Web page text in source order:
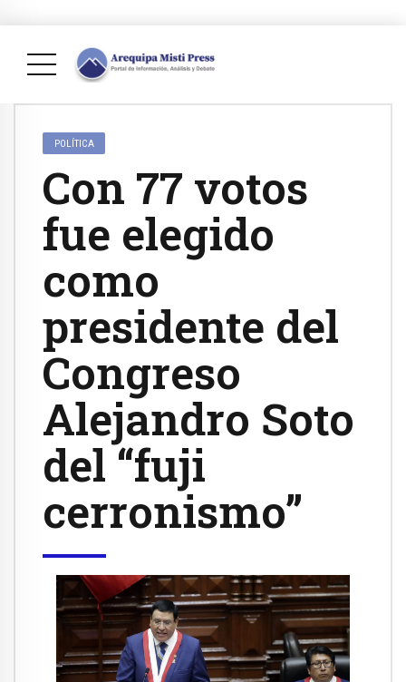
POLÍTICA
Con 77 votos
fue elegido
como
presidente del
Congreso
Alejandro Soto
del “fuji
cerronismo”